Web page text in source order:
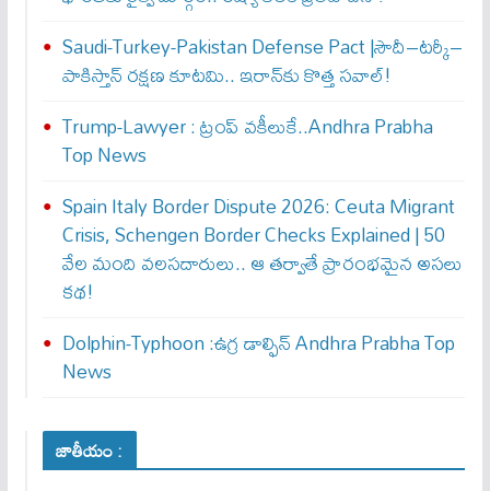
Saudi-Turkey-Pakistan Defense Pact |సౌదీ–టర్కీ–
పాకిస్తాన్ రక్షణ కూటమి.. ఇరాన్‌కు కొత్త సవాల్!
Trump-Lawyer : ట్రంప్ వ‌కీలుకే..Andhra Prabha
Top News
Spain Italy Border Dispute 2026: Ceuta Migrant
Crisis, Schengen Border Checks Explained | 50
వేల మంది వలసదారులు.. ఆ తర్వాతే ప్రారంభ‌మైన అసలు
కథ!
Dolphin-Typhoon :ఉగ్ర డాల్ఫిన్ Andhra Prabha Top
News
జాతీయం :